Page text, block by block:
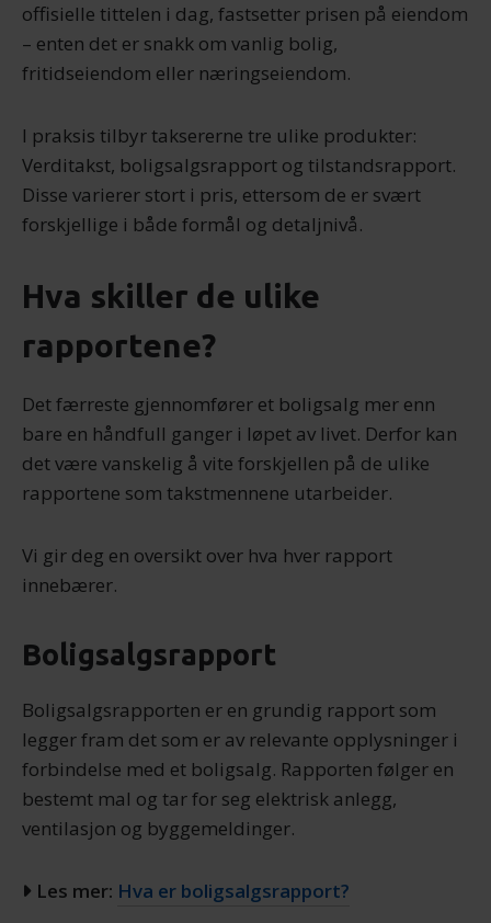
offisielle tittelen i dag, fastsetter prisen på eiendom
– enten det er snakk om vanlig bolig,
fritidseiendom eller næringseiendom.
I praksis tilbyr taksererne tre ulike produkter:
Verditakst, boligsalgsrapport og tilstandsrapport.
Disse varierer stort i pris, ettersom de er svært
forskjellige i både formål og detaljnivå.
Hva skiller de ulike
rapportene?
Det færreste gjennomfører et boligsalg mer enn
bare en håndfull ganger i løpet av livet. Derfor kan
det være vanskelig å vite forskjellen på de ulike
rapportene som takstmennene utarbeider.
Vi gir deg en oversikt over hva hver rapport
innebærer.
Boligsalgsrapport
Boligsalgsrapporten er en grundig rapport som
legger fram det som er av relevante opplysninger i
forbindelse med et boligsalg. Rapporten følger en
bestemt mal og tar for seg elektrisk anlegg,
ventilasjon og byggemeldinger.
Les mer: Hva er boligsalgsrapport?